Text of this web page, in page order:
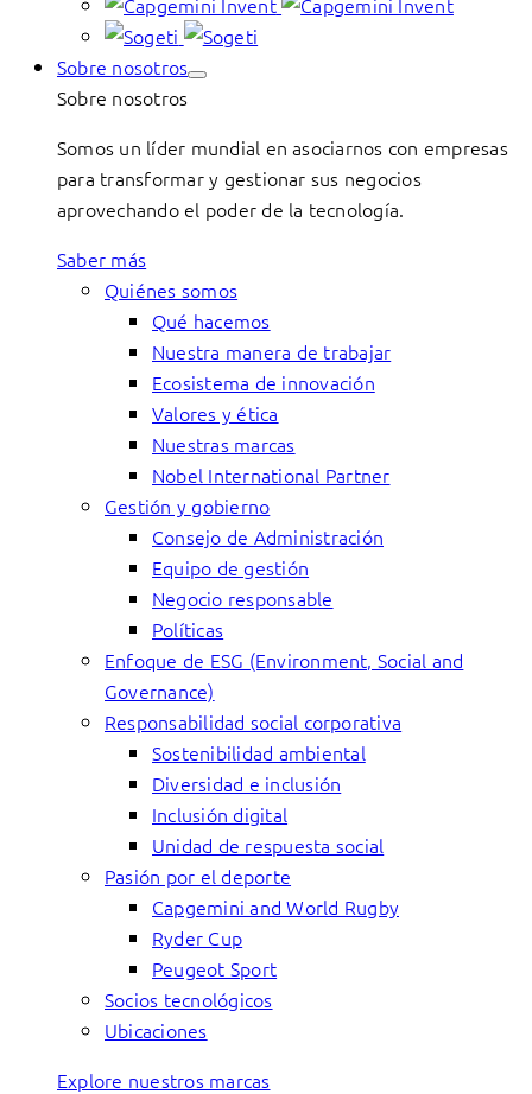
Sobre nosotros
Sobre nosotros
Somos un líder mundial en asociarnos con empresas
para transformar y gestionar sus negocios
aprovechando el poder de la tecnología.
Saber más
Quiénes somos
Qué hacemos
Nuestra manera de trabajar
Ecosistema de innovación
Valores y ética
Nuestras marcas
Nobel International Partner
Gestión y gobierno
Consejo de Administración
Equipo de gestión
Negocio responsable
Políticas
Enfoque de ESG (Environment, Social and
Governance)
Responsabilidad social corporativa
Sostenibilidad ambiental
Diversidad e inclusión
Inclusión digital
Unidad de respuesta social
Pasión por el deporte
Capgemini and World Rugby
Ryder Cup
Peugeot Sport
Socios tecnológicos
Ubicaciones
Explore nuestros marcas